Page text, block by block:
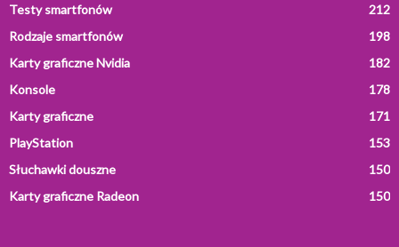
Testy smartfonów
212
Rodzaje smartfonów
198
Karty graficzne Nvidia
182
Konsole
178
Karty graficzne
171
PlayStation
153
Słuchawki douszne
150
Karty graficzne Radeon
150